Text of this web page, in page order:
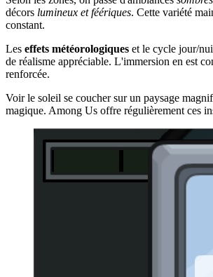
décors lumineux et féériques. Cette variété
constant.
Les effets météorologiques et le cycle jour/
de réalisme appréciable. L'immersion en est
renforcée.
Voir le soleil se coucher sur un paysage
magique. Among Us offre régulièrement ces